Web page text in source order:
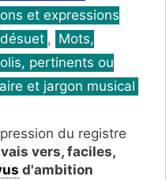
et expressions
, Mots,
pertinents ou
et jargon musical
du registre
vers, faciles,
d'ambition